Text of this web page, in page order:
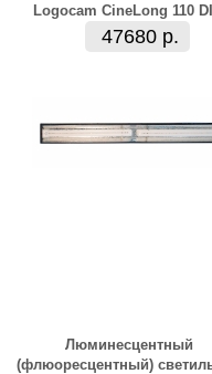
Logocam CineLong 110
47680 р.
Люминесцентный
(флюоресцентный)